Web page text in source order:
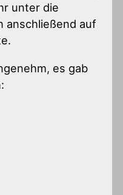
unter die
anschließend auf
es gab